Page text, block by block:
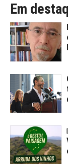
Em